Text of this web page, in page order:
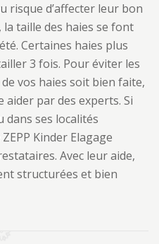
risque d’affecter leur bon
taille des haies se font
Certaines haies plus
3 fois. Pour éviter les
vos haies soit bien faite,
aider par des experts. Si
dans ses localités
Kinder Elagage
Avec leur aide,
structurées et bien